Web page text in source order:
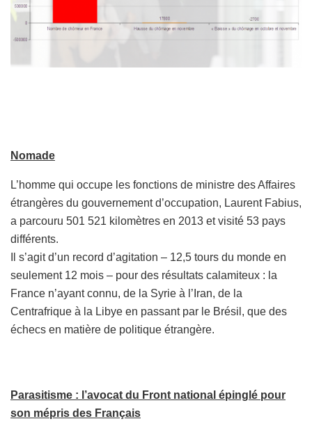
Nomade
L’homme qui occupe les fonctions de ministre des Affaires
étrangères du gouvernement d’occupation, Laurent Fabius,
a parcouru 501 521 kilomètres en 2013 et visité 53 pays
différents.
Il s’agit d’un record d’agitation – 12,5 tours du monde en
seulement 12 mois – pour des résultats calamiteux : la
France n’ayant connu, de la Syrie à l’Iran, de la
Centrafrique à la Libye en passant par le Brésil, que des
échecs en matière de politique étrangère.
Parasitisme : l’avocat du Front national épinglé pour
son mépris des Français